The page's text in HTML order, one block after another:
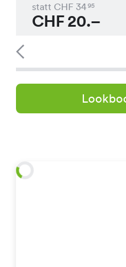
statt CHF 3495
CHF20.–